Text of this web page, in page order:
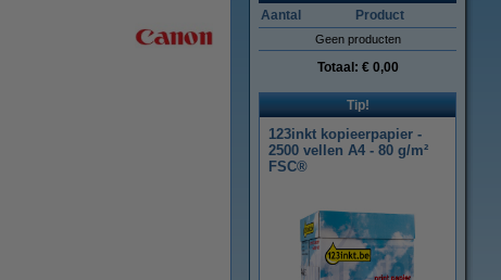
Aantal Product
Geen producten
Totaal: € 0,00
Tip!
123inkt kopieerpapier -
2500 vellen A4 - 80 g/m²
FSC®